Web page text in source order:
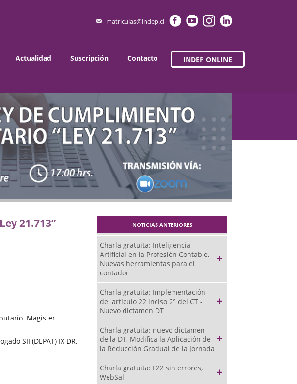
matriculas@indep.cl
Actualidad Suscripción Contacto INDEP ONLINE
21.713”
Magister
SII (DEPAT) IX DR.
NOTICIAS ANTERIORES
Charla gratuita: Inteligencia
Artificial en la Profesión Contable,
Nuevas herramientas para el
contador
Charla gratuita: Implementación
del artículo 22 inciso 2° del CT -
Nuevo dictamen DT
Charla gratuita: nuevo dictamen
de la DT, Modifica la Aplicación de
la Reducción Gradual de la Jornada
Charla gratuita: F22 sin errores,
WebSal